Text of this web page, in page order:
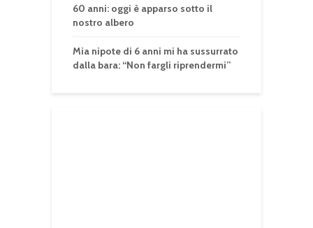
60 anni: oggi è apparso sotto il
nostro albero
Mia nipote di 6 anni mi ha sussurrato
dalla bara: “Non fargli riprendermi”